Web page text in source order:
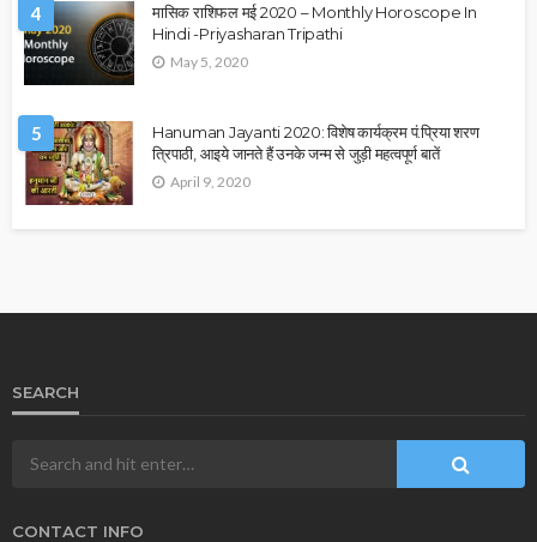
4
मासिक राशिफल मई 2020 – Monthly Horoscope In
Hindi -Priyasharan Tripathi
May 5, 2020
5
Hanuman Jayanti 2020: विशेष कार्यक्रम पं.प्रिया शरण
त्रिपाठी, आइये जानते हैं उनके जन्म से जुड़ी महत्वपूर्ण बातें
April 9, 2020
SEARCH
CONTACT INFO